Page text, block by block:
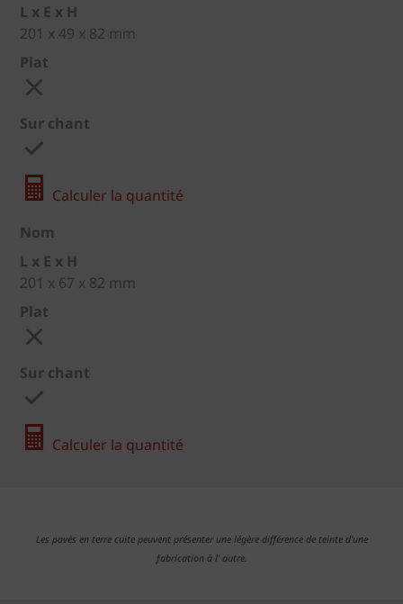
L x E x H
201 x 49 x 82 mm
Plat
Sur chant
Calculer la quantité
Nom
L x E x H
201 x 67 x 82 mm
Plat
Sur chant
Calculer la quantité
Les pavés en terre cuite peuvent présenter une légère différence de teinte d'une
fabrication à l' autre.